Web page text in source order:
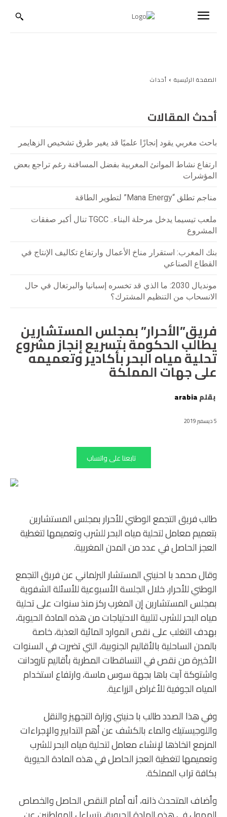
الصفحة الرئيسية أحداث
أحدث المقالات
باحث مغربي يقود إنجازًا علميًا قد يغير طرق تشخيص الزهايمر
ارتفاع نشاط الموانئ المغربية بفضل المسافنة رغم تراجع بعض
المؤشرات
مناجم تطلق “Mana Energy” لتطوير الطاقة
ملعب تيسيما يدخل مرحلة البناء.. TGCC تنال أكبر صفقات
المشروع
بنك المغرب: استقرار مناخ الأعمال وارتفاع تكاليف الإنتاج في
القطاع الصناعي
مونديال 2030: ما الذي قد تخسره إسبانيا والبرتغال في حال
الانسحاب من التنظيم المشترك؟
فريق”الأحرار” بمجلس المستشارين
يطالب الحكومة بتسريع إنجاز مشروع
تحلية مياه البحر بأكادير وتعميمه
على جهات المملكة
بقلمarabia
5 ديسمبر 2019
تابعنا على واتساب
طالب فريق التجمع الوطني للأحرار بمجلس المستشارين
بتعميم معامل لتحلية مياه البحر للشرب وتعميمها لتغطية
العجز الحاصل في عدد من المدن المغربية.
وقال محمد با احنيني المستشار البرلماني عن فريق التجمع
الوطني للأحرار، خلال الجلسة الأسبوعية للأسئلة الشفوية
بمجلس المستشارين إن المغرب ركز منذ سنوات على تحلية
مياه البحر للشرب لتلبية الاحتياجات من هذه المادة الحيوية،
بهدف التغلب على نقص الموارد المائية العذبة، خاصة
بالمدن الساحلية بالأقاليم الجنوبية، التي تضررت في السنوات
الأخيرة من نقص في التساقطات المطرية بأقاليم تارودانت
واشتوكة آيت باها بجهة سوس ماسة، وارتفاع استخدام
المياه الجوفية للأغراض الزراعية.
وفي هذا الصدد طالب با حنيني وزارة التجهيز والنقل
واللوجيستيك والماء بالكشف عن أهم التدابير والإجراءات
المزمع اتخاذها لإنشاء معامل لتحلية مياه البحر للشرب
وتعميمها لتغطية العجز الحاصل في هذه المادة الحيوية
بكافة تراب المملكة.
وأضاف المتحدث ذاته، أنه أمام النقص الحاصل والخصاص